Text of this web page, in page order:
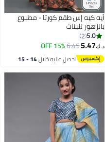
أيه كيه إس طقم كورتا - مطبوع
بالزهور للبنات
5.0
2
د.ك‏5.47
6.45
15% OFF
احصل عليه خلال 14 - 15